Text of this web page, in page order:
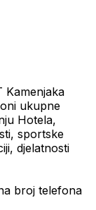
Kamenjaka
ukupne
Hotela,
sportske
djelatnosti
broj telefona